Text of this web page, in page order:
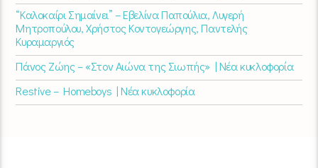
“Καλοκαίρι Σημαίνει” – Εβελίνα Παπούλια, Λυγερή
Μητροπούλου, Χρήστος Κοντογεώργης, Παντελής
Κυραμαργιός
Πάνος Ζώης – «Στον Αιώνα της Σιωπής» | Νέα κυκλοφορία
Restive – Homeboys | Νέα κυκλοφορία